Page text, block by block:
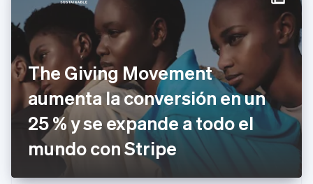
The Giving Movement
aumenta la conversión en un
25 % y se expande a todo el
mundo con Stripe
Estonia
Finlandia
English Svenska
Francia
FrançaisEnglish
Gibraltar
English
Grecia
English
Hungría
English
India